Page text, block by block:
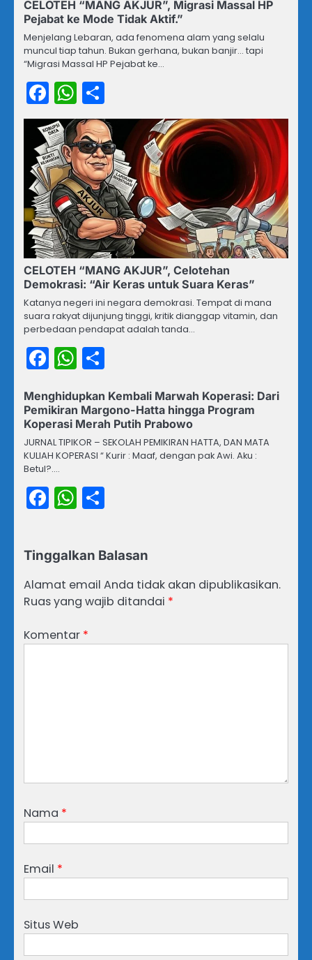
CELOTEH “MANG AKJUR”, Migrasi Massal HP
Pejabat ke Mode Tidak Aktif.”
Menjelang Lebaran, ada fenomena alam yang selalu
muncul tiap tahun. Bukan gerhana, bukan banjir… tapi
“Migrasi Massal HP Pejabat ke…
Facebook
WhatsApp
CELOTEH “MANG AKJUR”, Celotehan
Demokrasi: “Air Keras untuk Suara Keras”
Katanya negeri ini negara demokrasi. Tempat di mana
suara rakyat dijunjung tinggi, kritik dianggap vitamin, dan
perbedaan pendapat adalah tanda…
Facebook
WhatsApp
Menghidupkan Kembali Marwah Koperasi: Dari
Pemikiran Margono-Hatta hingga Program
Koperasi Merah Putih Prabowo
JURNAL TIPIKOR – SEKOLAH PEMIKIRAN HATTA, DAN MATA
KULIAH KOPERASI “ Kurir : Maaf, dengan pak Awi. Aku :
Betul?.…
Facebook
WhatsApp
Tinggalkan Balasan
Alamat email Anda tidak akan dipublikasikan.
Ruas yang wajib ditandai *
Komentar *
Nama *
Email *
Situs Web